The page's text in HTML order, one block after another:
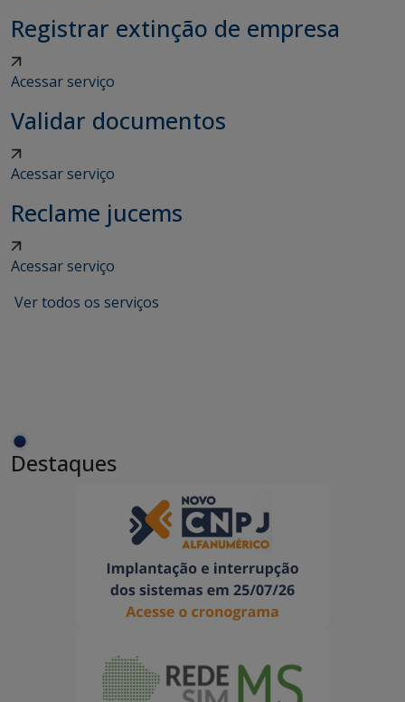
Registrar extinção de empresa
Acessar serviço
Validar documentos
Acessar serviço
Reclame jucems
Acessar serviço
Ver todos os serviços
Destaques